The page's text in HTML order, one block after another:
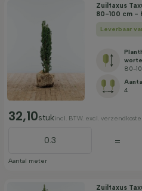
Zuiltaxus
80-100 cm -
Leverbaar
80-
4
32,10stukincl. BTW. excl.
Aantal meter
=
Zuiltaxus